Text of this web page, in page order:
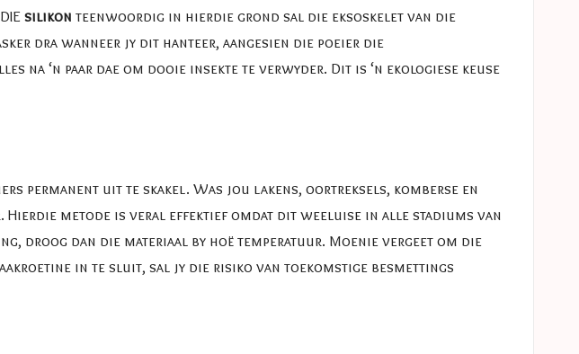
silikon teenwoordig in hierdie grond sal die eksoskelet van die
dra wanneer jy dit hanteer, aangesien die poeier die
‘n paar dae om dooie insekte te verwyder. Dit is ‘n ekologiese keuse
permanent uit te skakel. Was jou lakens, oortreksels, komberse en
Hierdie metode is veral effektief omdat dit weeluise in alle stadiums van
droog dan die materiaal by hoë temperatuur. Moenie vergeet om die
in te sluit, sal jy die risiko van toekomstige besmettings